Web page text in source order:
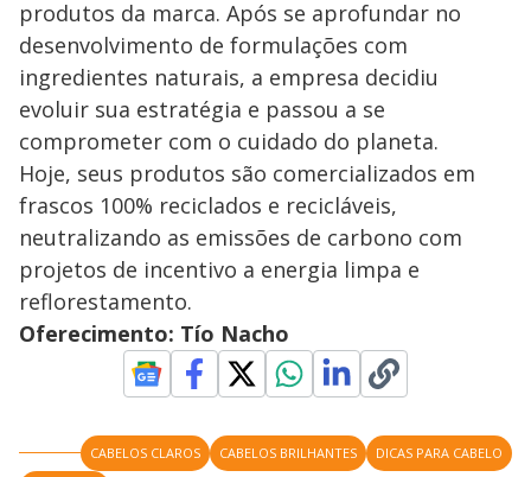
produtos da marca. Após se aprofundar no
desenvolvimento de formulações com
ingredientes naturais, a empresa decidiu
evoluir sua estratégia e passou a se
comprometer com o cuidado do planeta.
Hoje, seus produtos são comercializados em
frascos 100% reciclados e recicláveis,
neutralizando as emissões de carbono com
projetos de incentivo a energia limpa e
reflorestamento.
Oferecimento: Tío Nacho
CABELOS CLAROS CABELOS BRILHANTES
DICAS PARA CABELO